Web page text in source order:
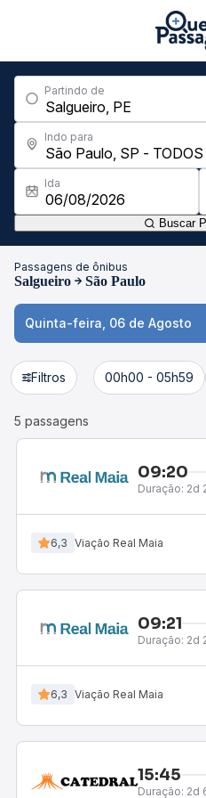
Partindo de
Indo para
Ida
Buscar
Passagens de ônibus
Salgueiro São Paulo
Quinta-feira, 06 de Agosto
Filtros 00h00 - 05h59
5 passagens
09:20
Duração: 2d
6,3 Viação Real Maia
09:21
Duração: 2d
6,3 Viação Real Maia
15:45
Duração: 2d